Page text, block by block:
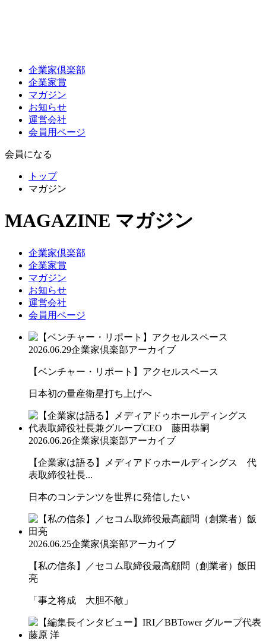
企業家倶楽部
企業家賞
マガジン
お知らせ
運営会社
会員用ページ
会員になる
トップ
マガジン
MAGAZINE マガジン
企業家倶楽部
企業家賞
マガジン
お知らせ
運営会社
会員用ページ
2026.06.29企業家倶楽部アーカイブ
【ベンチャー・リポート】アクセルスペース
日本初の量産衛星打ち上げへ
2026.06.26企業家倶楽部アーカイブ
【企業家は語る】メディアドゥホールディングス 代
表取締役社長...
日本のコンテンツを世界に発信したい
2026.06.25企業家倶楽部アーカイブ
【私の信条】／セコム取締役最高顧問（創業者）飯田
亮
「事之将成 大胆不敵」